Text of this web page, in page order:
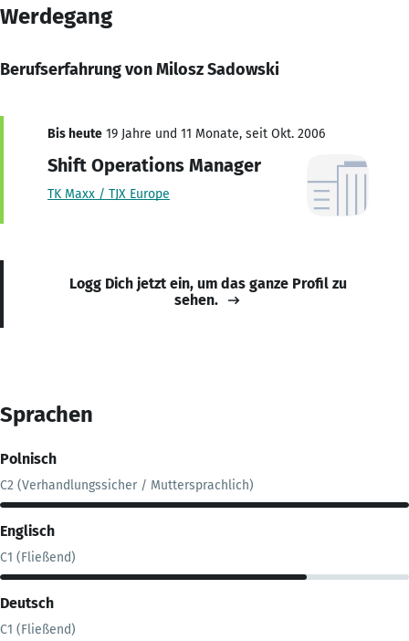
Werdegang
Berufserfahrung von Milosz Sadowski
Bis heute 19 Jahre und 11 Monate, seit Okt. 2006
Shift Operations Manager
TK Maxx / TJX Europe
Logg Dich jetzt ein, um das ganze Profil zu
sehen.
Sprachen
Polnisch
C2 (Verhandlungssicher / Muttersprachlich)
Englisch
C1 (Fließend)
Deutsch
C1 (Fließend)